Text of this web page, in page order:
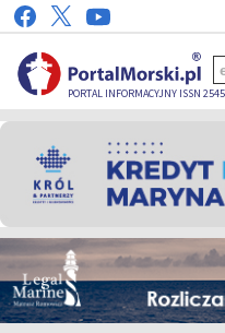
PORTAL INFORMACYJNY ISSN